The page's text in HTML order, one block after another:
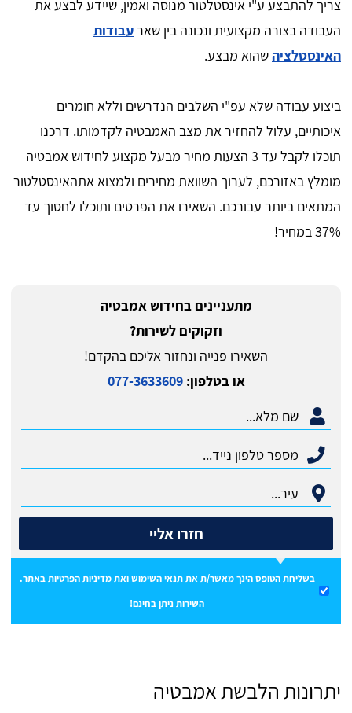
צריך להתבצע ע"י אינסטלטור מנוסה ואמין, שיידע לבצע את
העבודה בצורה מקצועית ונכונה בין שארעבודות
האינסטלציהשהוא מבצע.
ביצוע עבודה שלא עפ"י השלבים הנדרשים וללא חומרים
איכותיים, עלול להחזיר את מצב האמבטיה לקדמותו. דרכנו
תוכלו לקבל עד 3 הצעות מחיר מבעל מקצוע לחידוש אמבטיה
מומלץ באזורכם, לערוך השוואת מחירים ולמצוא אתהאינסטלטור
המתאים ביותר עבורכם. השאירו את הפרטים ותוכלו לחסוך עד
37% במחיר!
מתעניינים בחידוש אמבטיה
וזקוקים לשירות?
השאירו פנייה ונחזור אליכם בהקדם!
או בטלפון:077-3633609
חזרו אליי
בשליחת הטופס הינך מאשר/ת אתתנאי השימושואתמדיניות הפרטיות באתר.
השירות ניתן בחינם!
יתרונות הלבשת אמבטיה